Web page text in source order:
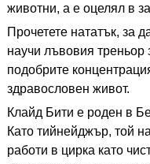
животни, а е оцелял в
Прочетете нататък, за
научи лъвовия треньор
подобрите
здравословен живот.
Клайд Бити е роден в
Като тийнейджър, той
работи в цирка като